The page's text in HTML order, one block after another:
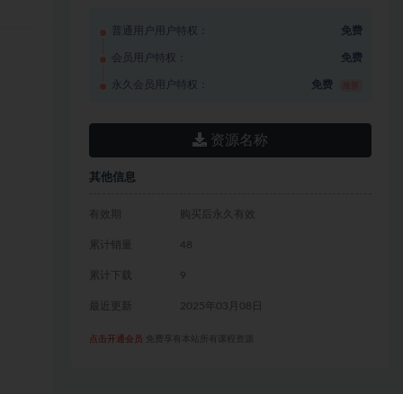
普通用户用户特权： 免费
会员用户特权： 免费
永久会员用户特权： 免费
资源名称
其他信息
有效期 购买后永久有效
累计销量 48
累计下载 9
最近更新 2025年03月08日
点击开通会员 免费享有本站所有课程资源